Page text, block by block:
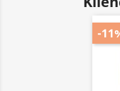
-